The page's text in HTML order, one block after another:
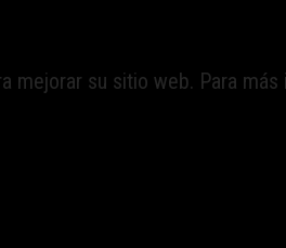
mejorar su sitio web. Para